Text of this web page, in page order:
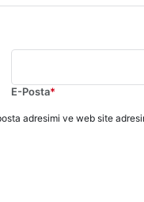
E-Posta*
adresimi ve web site